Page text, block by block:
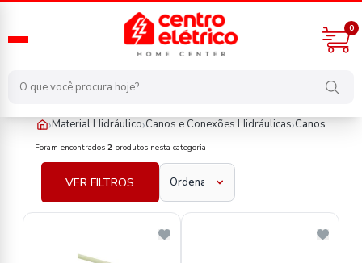
0
›Material Hidráulico›Canos e Conexões Hidráulicas›Canos
material-hidraulico/canos-e-conexoes-hidraulicas/canos
Foram encontrados 2 produtos nesta categoria
VER FILTROS